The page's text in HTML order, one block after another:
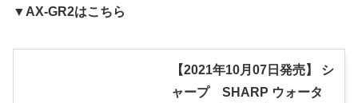
▼AX-GR2はこちら
【2021年10月07日発売】 シ
ャープ SHARP ウォータ